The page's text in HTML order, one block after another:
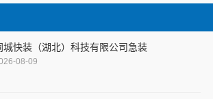
城快装（湖北）科技有限公司急装
08-09